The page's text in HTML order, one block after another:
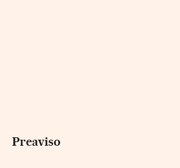
Preaviso